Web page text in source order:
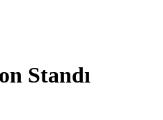
Standı